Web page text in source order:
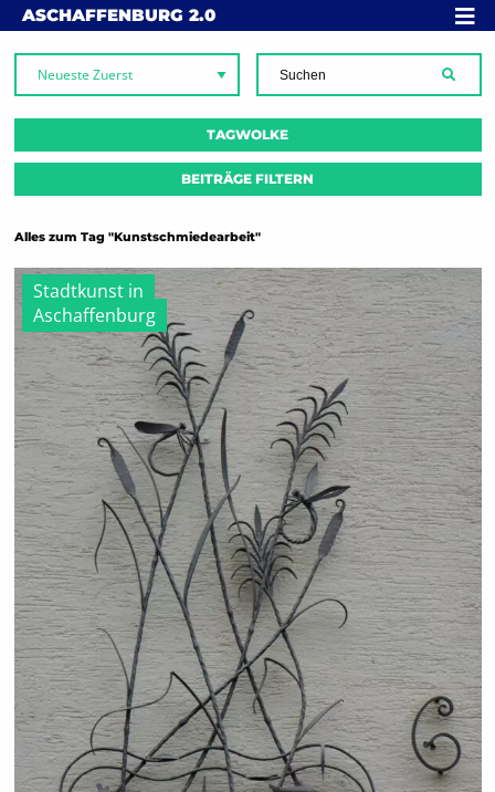
Skip to content
ASCHAFFENBURG 2.0 MENÜ
TAGWOLKE
BEITRÄGE FILTERN
Alles zum Tag "Kunstschmiedearbeit"
Stadtkunst in
Aschaffenburg